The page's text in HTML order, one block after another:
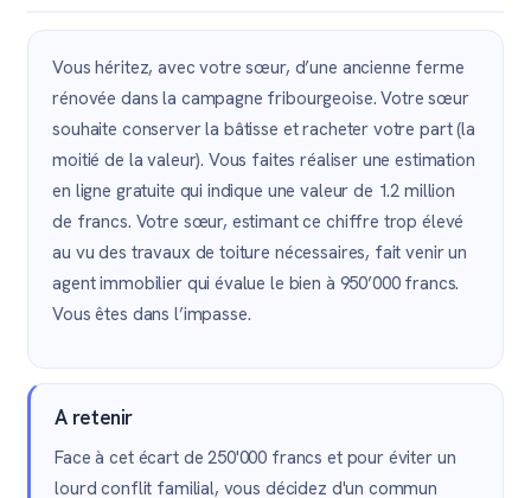
Vous héritez, avec votre sœur, d’une ancienne ferme
rénovée dans la campagne fribourgeoise. Votre sœur
souhaite conserver la bâtisse et racheter votre part (la
moitié de la valeur). Vous faites réaliser une estimation
en ligne gratuite qui indique une valeur de 1.2 million
de francs. Votre sœur, estimant ce chiffre trop élevé
au vu des travaux de toiture nécessaires, fait venir un
agent immobilier qui évalue le bien à 950’000 francs.
Vous êtes dans l’impasse.
A retenir
Face à cet écart de 250'000 francs et pour éviter un
lourd conflit familial, vous décidez d'un commun